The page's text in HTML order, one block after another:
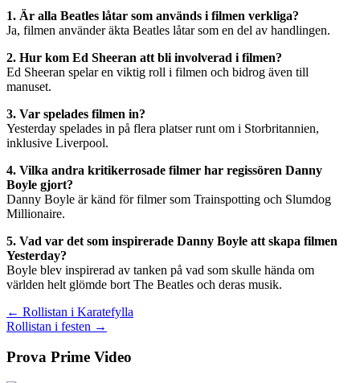
1. Är alla Beatles låtar som används i filmen verkliga?
Ja, filmen använder äkta Beatles låtar som en del av handlingen.
2. Hur kom Ed Sheeran att bli involverad i filmen?
Ed Sheeran spelar en viktig roll i filmen och bidrog även till
manuset.
3. Var spelades filmen in?
Yesterday spelades in på flera platser runt om i Storbritannien,
inklusive Liverpool.
4. Vilka andra kritikerrosade filmer har regissören Danny
Boyle gjort?
Danny Boyle är känd för filmer som Trainspotting och Slumdog
Millionaire.
5. Vad var det som inspirerade Danny Boyle att skapa filmen
Yesterday?
Boyle blev inspirerad av tanken på vad som skulle hända om
världen helt glömde bort The Beatles och deras musik.
Inläggsnavigering
← Rollistan i Karatefylla
Rollistan i festen →
Prova Prime Video